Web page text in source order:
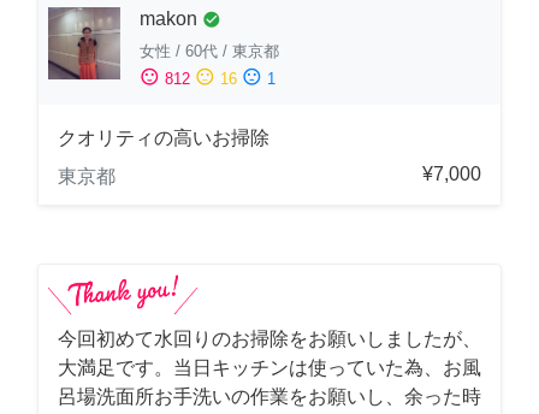
makon check_circle
女性 / 60代 / 東京都
sentiment_satisfied 812 sentiment_neutral 16 sentiment_dissatisfied 1
クオリティの高いお掃除
東京都
¥7,000
今回初めて水回りのお掃除をお願いしましたが、
大満足です。当日キッチンは使っていた為、お風
呂場洗面所お手洗いの作業をお願いし、余った時